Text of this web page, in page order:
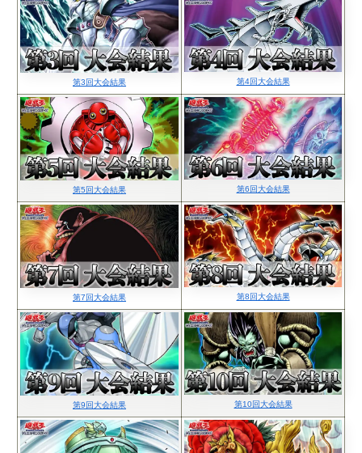
第3回大会結果 第4回大会結果
第5回大会結果 第6回大会結果
第7回大会結果 第8回大会結果
第9回大会結果 第10回大会結果